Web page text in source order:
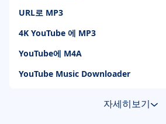
URL로 MP3
4K YouTube 에 MP3
YouTube에 M4A
YouTube Music Downloader
자세히보기